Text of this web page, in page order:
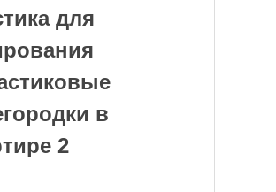
для